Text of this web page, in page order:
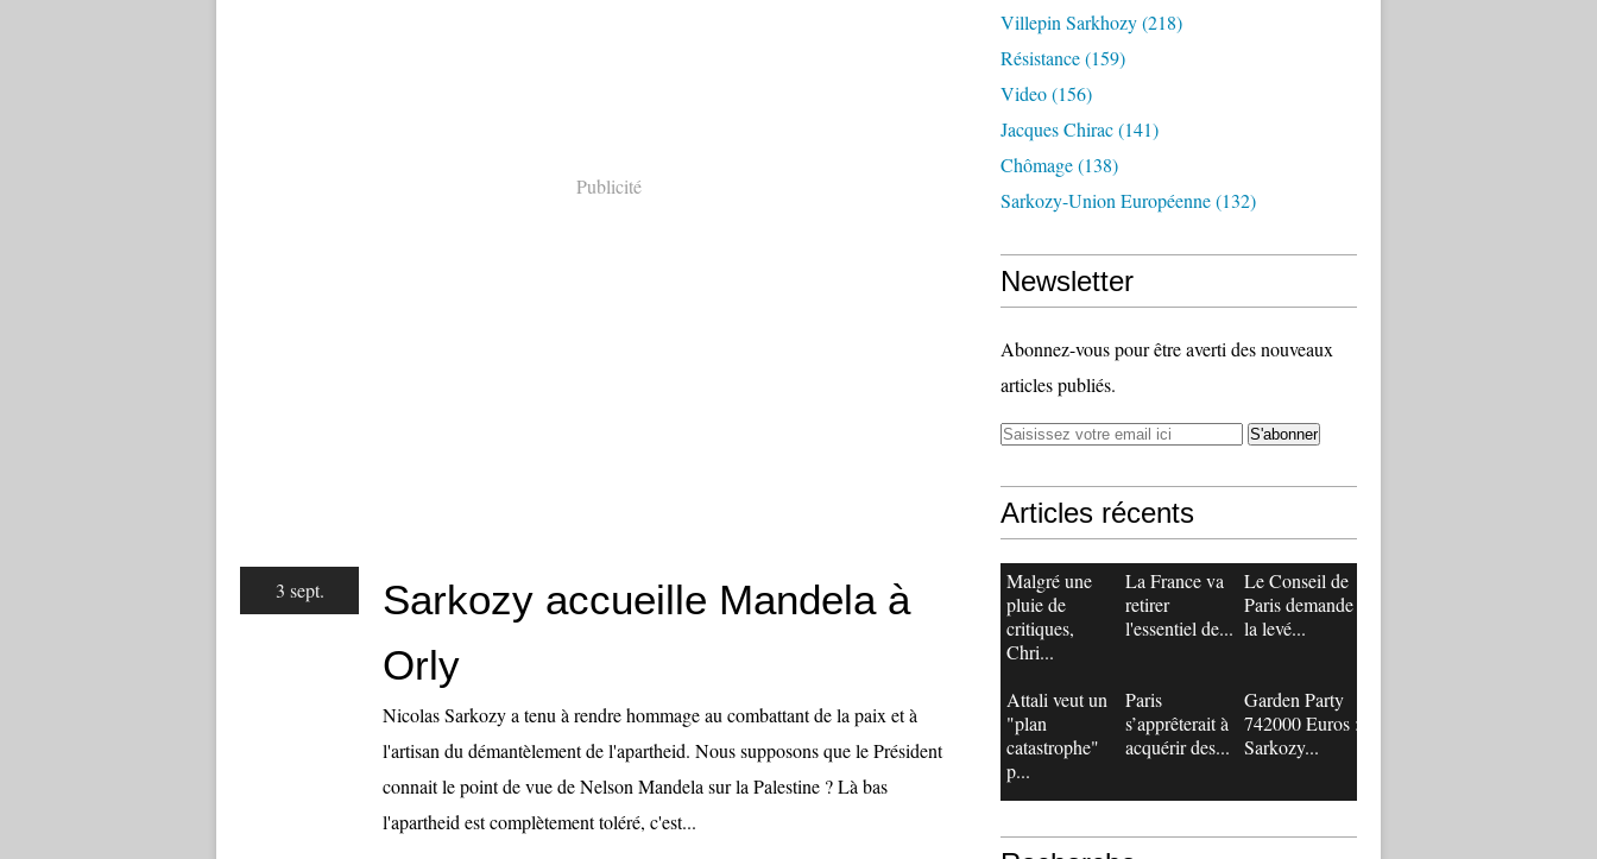
Publicité
3 sept.
Sarkozy accueille Mandela à
Orly
Nicolas Sarkozy a tenu à rendre hommage au combattant de la paix et à
l'artisan du démantèlement de l'apartheid. Nous supposons que le Président
connait le point de vue de Nelson Mandela sur la Palestine ? Là bas
l'apartheid est complètement toléré, c'est...
Villepin Sarkhozy(218)
Résistance(159)
Video(156)
Jacques Chirac(141)
Chômage(138)
Sarkozy-Union Européenne(132)
Newsletter
Abonnez-vous pour être averti des nouveaux
articles publiés.
Articles récents
Malgré une
pluie de
critiques,
Chri...
La France va
retirer
l'essentiel de...
Le Conseil de
Paris demande
la levé...
Attali veut un
"plan
catastrophe"
p...
Paris
s’apprêterait à
acquérir des...
Garden Party
742000 Euros :
Sarkozy...